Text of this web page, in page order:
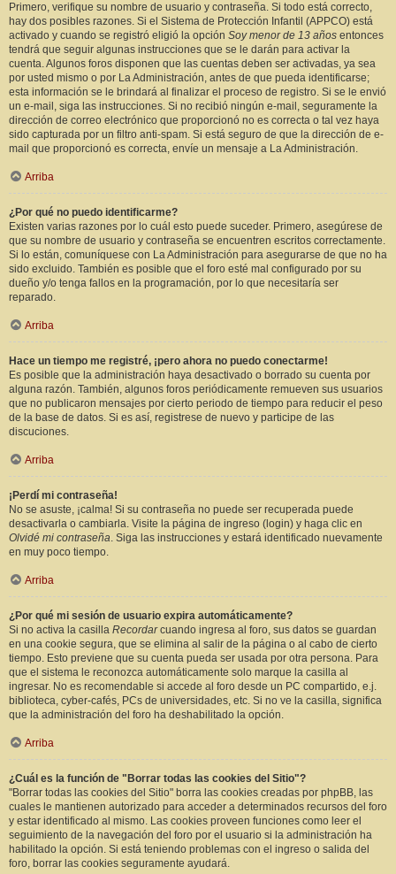
Primero, verifique su nombre de usuario y contraseña. Si todo está correcto,
hay dos posibles razones. Si el Sistema de Protección Infantil (APPCO) está
activado y cuando se registró eligió la opción Soy menor de 13 años entonces
tendrá que seguir algunas instrucciones que se le darán para activar la
cuenta. Algunos foros disponen que las cuentas deben ser activadas, ya sea
por usted mismo o por La Administración, antes de que pueda identificarse;
esta información se le brindará al finalizar el proceso de registro. Si se le envió
un e-mail, siga las instrucciones. Si no recibió ningún e-mail, seguramente la
dirección de correo electrónico que proporcionó no es correcta o tal vez haya
sido capturada por un filtro anti-spam. Si está seguro de que la dirección de e-
mail que proporcionó es correcta, envíe un mensaje a La Administración.
Arriba
¿Por qué no puedo identificarme?
Existen varias razones por lo cuál esto puede suceder. Primero, asegúrese de
que su nombre de usuario y contraseña se encuentren escritos correctamente.
Si lo están, comuníquese con La Administración para asegurarse de que no ha
sido excluido. También es posible que el foro esté mal configurado por su
dueño y/o tenga fallos en la programación, por lo que necesitaría ser
reparado.
Arriba
Hace un tiempo me registré, ¡pero ahora no puedo conectarme!
Es posible que la administración haya desactivado o borrado su cuenta por
alguna razón. También, algunos foros periódicamente remueven sus usuarios
que no publicaron mensajes por cierto periodo de tiempo para reducir el peso
de la base de datos. Si es así, registrese de nuevo y participe de las
discuciones.
Arriba
¡Perdí mi contraseña!
No se asuste, ¡calma! Si su contraseña no puede ser recuperada puede
desactivarla o cambiarla. Visite la página de ingreso (login) y haga clic en
Olvidé mi contraseña. Siga las instrucciones y estará identificado nuevamente
en muy poco tiempo.
Arriba
¿Por qué mi sesión de usuario expira automáticamente?
Si no activa la casilla Recordarcuando ingresa al foro, sus datos se guardan
en una cookie segura, que se elimina al salir de la página o al cabo de cierto
tiempo. Esto previene que su cuenta pueda ser usada por otra persona. Para
que el sistema le reconozca automáticamente solo marque la casilla al
ingresar. No es recomendable si accede al foro desde un PC compartido, e.j.
biblioteca, cyber-cafés, PCs de universidades, etc. Si no ve la casilla, significa
que la administración del foro ha deshabilitado la opción.
Arriba
¿Cuál es la función de "Borrar todas las cookies del Sitio"?
"Borrar todas las cookies del Sitio" borra las cookies creadas por phpBB, las
cuales le mantienen autorizado para acceder a determinados recursos del foro
y estar identificado al mismo. Las cookies proveen funciones como leer el
seguimiento de la navegación del foro por el usuario si la administración ha
habilitado la opción. Si está teniendo problemas con el ingreso o salida del
foro, borrar las cookies seguramente ayudará.